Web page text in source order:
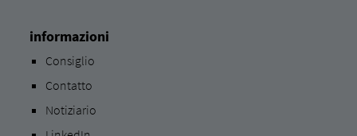
informazioni
Consiglio
Contatto
Notiziario